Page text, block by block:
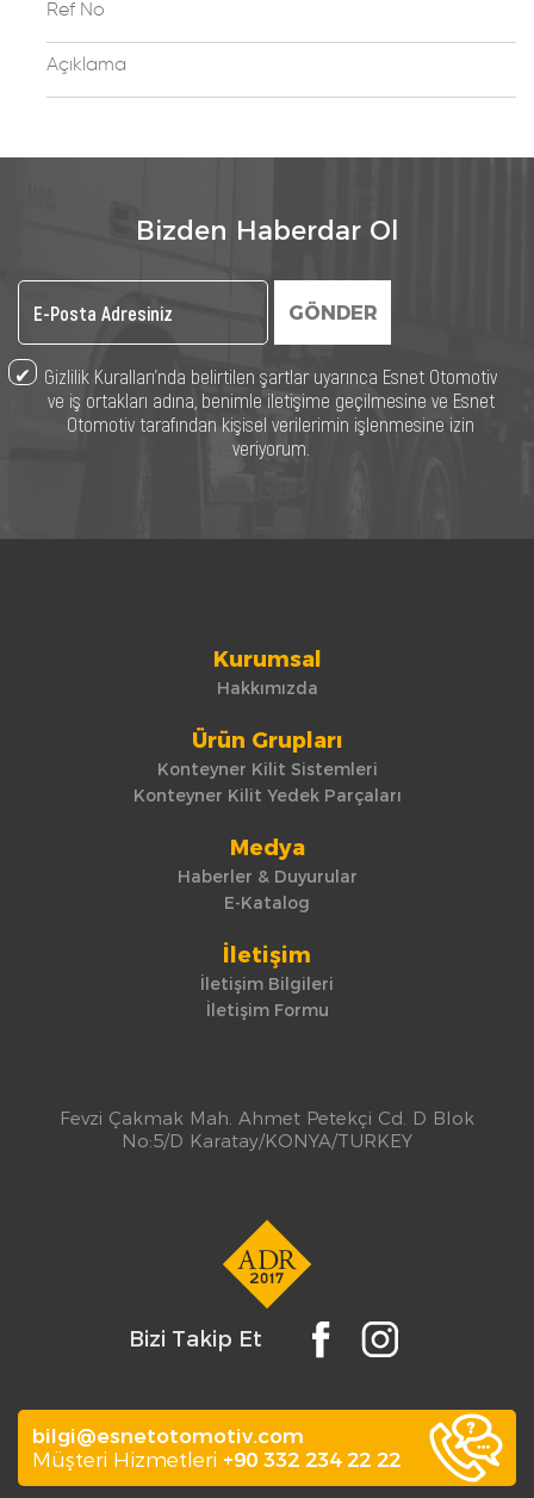
Ref No
Açıklama
Bizden Haberdar Ol
GÖNDER
Gizlilik Kuralları’nda belirtilen şartlar uyarınca Esnet Otomotiv
ve iş ortakları adına, benimle iletişime geçilmesine ve Esnet
Otomotiv tarafından kişisel verilerimin işlenmesine izin
veriyorum.
Kurumsal
Hakkımızda
Ürün Grupları
Konteyner Kilit Sistemleri
Konteyner Kilit Yedek Parçaları
Medya
Haberler & Duyurular
E-Katalog
İletişim
İletişim Bilgileri
İletişim Formu
Fevzi Çakmak Mah. Ahmet Petekçi Cd. D Blok
No:5/D Karatay/KONYA/TURKEY
Bizi Takip Et
bilgi@esnetotomotiv.com
Müşteri Hizmetleri +90 332 234 22 22